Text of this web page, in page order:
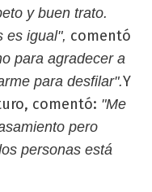
y buen trato.
es igual", comentó
para agradecer a
para desfilar".Y
comentó: "Me
pero
personas está